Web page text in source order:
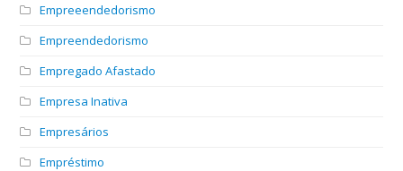
Empreeendedorismo
Empreendedorismo
Empregado Afastado
Empresa Inativa
Empresários
Empréstimo